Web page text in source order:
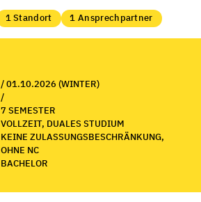
1 Standort 1 Ansprechpartner
/ 01.10.2026 (WINTER)
/
7 SEMESTER
VOLLZEIT, DUALES STUDIUM
KEINE ZULASSUNGSBESCHRÄNKUNG,
OHNE NC
BACHELOR